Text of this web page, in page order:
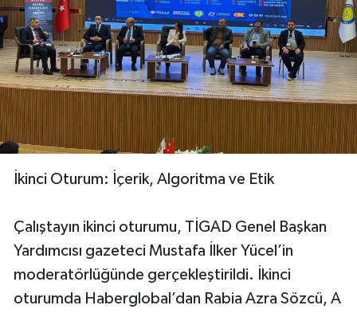
İkinci Oturum: İçerik, Algoritma ve Etik
Çalıştayın ikinci oturumu, TİGAD Genel Başkan
Yardımcısı gazeteci Mustafa İlker Yücel’in
moderatörlüğünde gerçekleştirildi. İkinci
oturumda Haberglobal’dan Rabia Azra Sözcü, A